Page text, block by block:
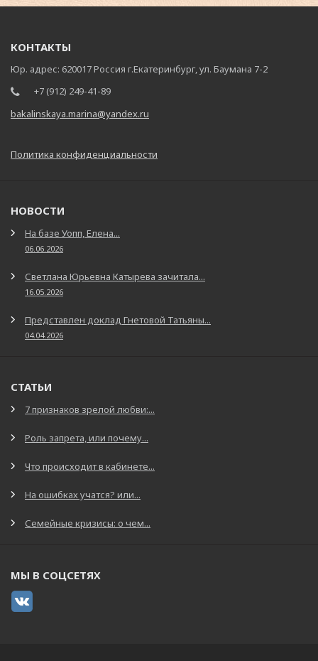
КОНТАКТЫ
Юр. адрес: 620017 Россия г.Екатеринбург, ул. Баумана 7-2
+7 (912) 249-41-89
bakalinskaya.marina@yandex.ru
Политика конфиденциальности
НОВОСТИ
На базе Уопп, Елена...
06.06.2026
Светлана Юрьевна Катырева зачитала...
16.05.2026
Представлен доклад Гнетовой Татьяны...
04.04.2026
СТАТЬИ
7 признаков зрелой любви:...
Роль запрета, или почему...
Что происходит в кабинете...
На ошибках учатся? или...
Семейные кризисы: о чем...
МЫ В СОЦСЕТЯХ